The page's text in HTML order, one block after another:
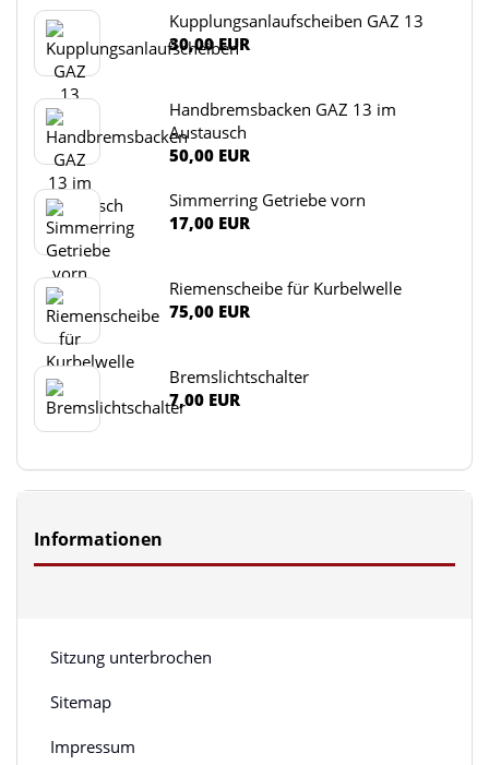
Kupplungsanlaufscheiben GAZ 13
30,00 EUR
Handbremsbacken GAZ 13 im
Austausch
50,00 EUR
Simmerring Getriebe vorn
17,00 EUR
Riemenscheibe für Kurbelwelle
75,00 EUR
Bremslichtschalter
7,00 EUR
Informationen
Sitzung unterbrochen
Sitemap
Impressum